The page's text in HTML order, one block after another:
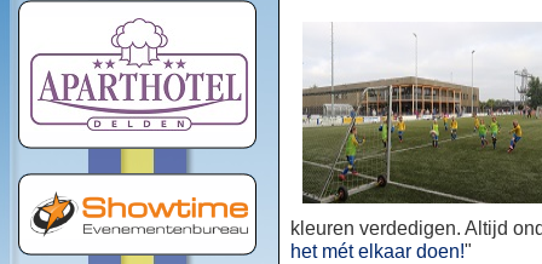
kleuren verdedigen. Altijd
het mét elkaar doen!"